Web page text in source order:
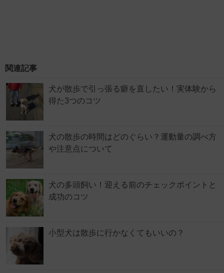
関連記事
犬が散歩で引っ張る癖を直したい！実体験から
得た3つのコツ
犬の散歩の時間はどのぐらい？運動量の調べ方
や注意点について
犬の多頭飼い！迎える前のチェックポイントと
成功のコツ
小型犬は散歩に行かなくてもいいの？